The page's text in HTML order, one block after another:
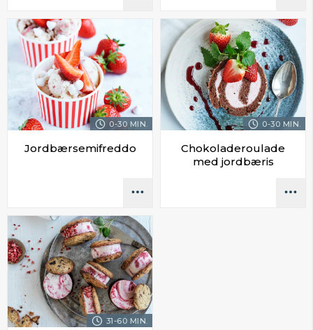
0-30 MIN.
Jordbærsemifreddo
0-30 MIN.
Chokoladeroulade
med jordbæris
31-60 MIN.